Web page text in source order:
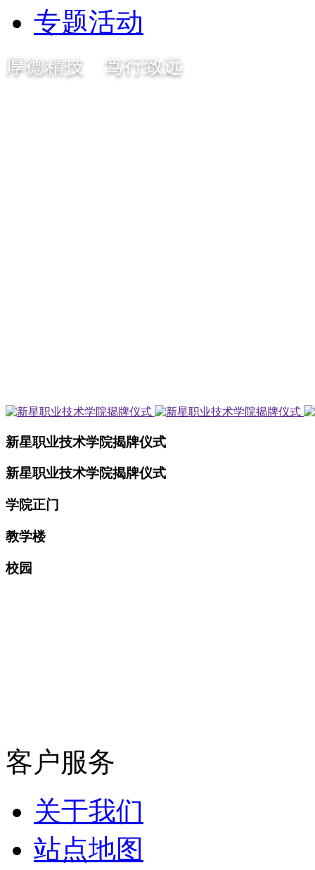
专题活动
厚德精技 笃行致远
新星职业技术学院揭牌仪式
新星职业技术学院揭牌仪式
学院正门
教学楼
校园
客户服务
关于我们
站点地图